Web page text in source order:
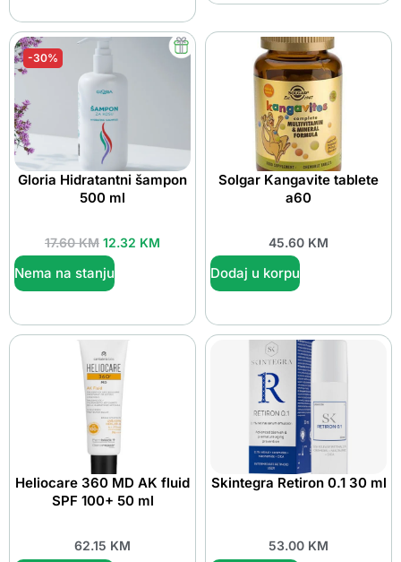
-30%
Gloria Hidratantni šampon
500 ml
17.60KM 12.32 KM
Nema na stanju
Solgar Kangavite tablete
a60
45.60 KM
Dodaj u korpu
Heliocare 360 MD AK fluid
SPF 100+ 50 ml
62.15 KM
Skintegra Retiron 0.1 30 ml
53.00 KM